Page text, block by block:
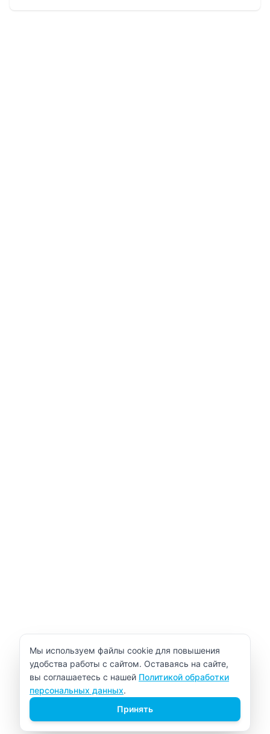
Уведомление об использовании cookie
Мы используем файлы cookie для повышения
удобства работы с сайтом. Оставаясь на сайте,
вы соглашаетесь с нашей Политикой обработки
персональных данных.
Принять